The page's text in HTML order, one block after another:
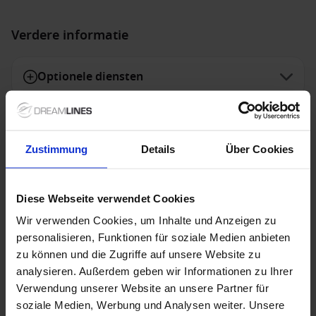
Zustimmung Details Über Cookies
Diese Webseite verwendet Cookies
Wir verwenden Cookies, um Inhalte und Anzeigen zu
personalisieren, Funktionen für soziale Medien anbieten
zu können und die Zugriffe auf unsere Website zu
analysieren. Außerdem geben wir Informationen zu Ihrer
Verwendung unserer Website an unsere Partner für
soziale Medien, Werbung und Analysen weiter. Unsere
Verdere informatie
Optionele diensten
Speciale aanbiedingen
Holland America Line - TOP 10 afvaarten
De TOP 10 cruises van Holland America Line zijn nu
tijdelijk extra scherp geprijsd! Deze selectie van